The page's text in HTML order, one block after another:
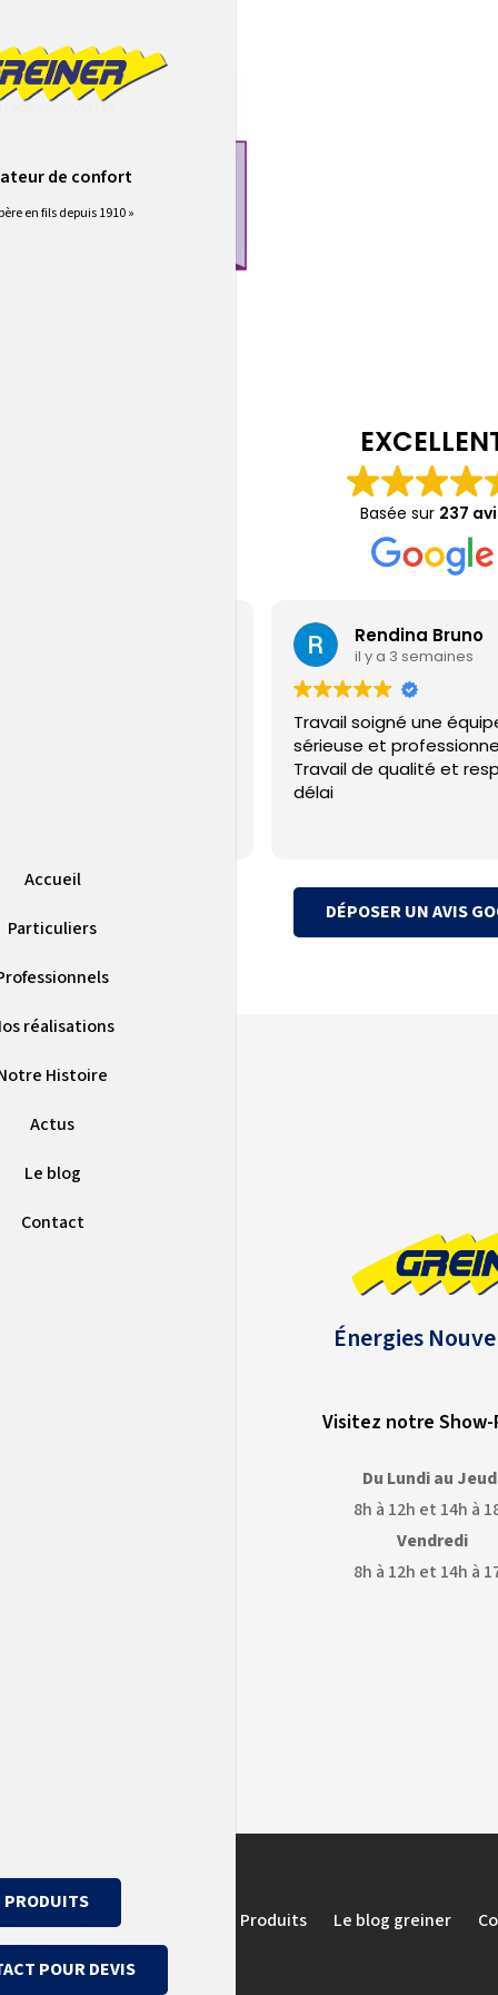
de confort
en fils depuis 1910 »
Accueil
Particuliers
réalisations
Histoire
Actus
Le blog
Contact
PRODUITS
POUR DEVIS
Basée sur 237
Rendina Bruno
il y a 3 semaines
Travail soigné une
sérieuse et
Travail de qualité et
délai
DÉPOSER UN AVIS
Énergies
Visitez notre Show-
Du Lundi au
8h à 12h et 14h à
Vendredi
8h à 12h et 14h à
et avis clients Produits Le blog greiner